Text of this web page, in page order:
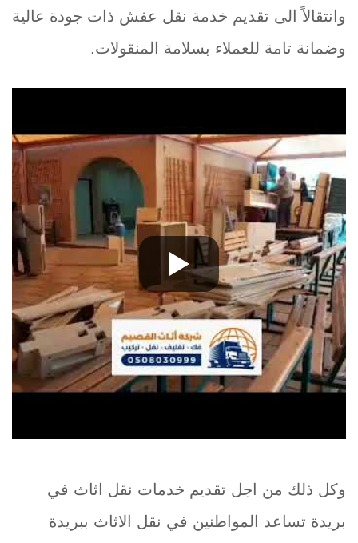
وانتقالاً الى تقديم خدمة نقل عفش ذات جودة عالية
وضمانة تامة للعملاء بسلامة المنقولات.
وكل ذلك من اجل تقديم خدمات نقل اثاث في
بريدة تساعد المواطنين في نقل الاثاث ببريدة